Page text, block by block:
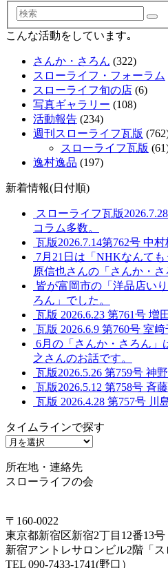
検
索
こんな活動をしています｡
さんか・さろん (322)
スローライフ・フォーラム
スローライフ旬の店 (6)
写真ギャラリー (108)
活動報告 (234)
週刊スローライフ瓦版
スローライフ瓦版
逸村逸品 (197)
新着情報(日付順)
スローライフ瓦版
コラム多数。
瓦版2026.7.14第762号 中
7月21日は「NHKなんて
原信也さんの「さんか・さ
皆が富岡市の「洋品店い
ろん」でした。
瓦版 2026.6.23 第761号 増
瓦版 2026.6.9 第760号 室
6月の「さんか・さろん」
之さんのお話です。
瓦版2026.5.26 第759号 神
瓦版2026.5.12 第758号 斉
瓦版 2026.4.28 第757号 川
タイムラインで探す
タ
ム
ラ
で
探
す
所在地・連絡先
スローライフの会
〒160-0022
東京都新宿区新宿2丁目12番13号
新宿アントレサロンビル2階「ス
TEL 090-7433-1741(野口）